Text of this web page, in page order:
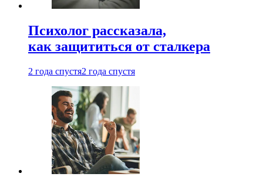
Психолог рассказала,
как защититься от сталкера
2 года спустя2 года спустя